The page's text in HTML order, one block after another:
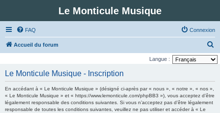
Le Monticule Musique
FAQ Connexion
Accueil du forum
e
Langue :
Le Monticule Musique - Inscription
En accédant à « Le Monticule Musique » (désigné ci-après par « nous », « notre », « nos »,
« Le Monticule Musique » et « https://www.lemonticule.com/phpBB3 »), vous acceptez d’être
légalement responsable des conditions suivantes. Si vous n’acceptez pas d’être légalement
responsable de toutes les conditions suivantes, veuillez ne pas utiliser et accéder à « Le